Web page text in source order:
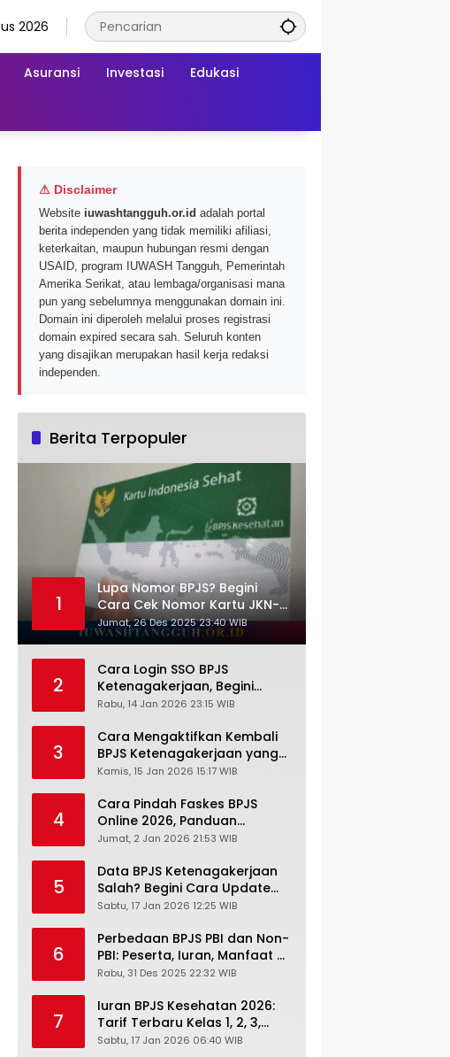
2026
Asuransi Investasi Edukasi
⚠ Disclaimer
Website iuwashtangguh.or.id adalah portal
berita independen yang tidak memiliki afiliasi,
keterkaitan, maupun hubungan resmi dengan
USAID, program IUWASH Tangguh, Pemerintah
Amerika Serikat, atau lembaga/organisasi mana
pun yang sebelumnya menggunakan domain ini.
Domain ini diperoleh melalui proses registrasi
domain expired secara sah. Seluruh konten
yang disajikan merupakan hasil kerja redaksi
independen.
Berita Terpopuler
1
Lupa Nomor BPJS? Begini
Cara Cek Nomor Kartu JKN-
KIS dengan NIK KTP
Jumat, 26 Des 2025 23:40 WIB
2
Cara Login SSO BPJS
Ketenagakerjaan, Begini
Tutorial Lengkap dan
Rabu, 14 Jan 2026 23:15 WIB
3
Cara Mengaktifkan Kembali
BPJS Ketenagakerjaan yang
Nonaktif, Begini Panduan
Kamis, 15 Jan 2026 15:17 WIB
4
Cara Pindah Faskes BPJS
Online 2026, Panduan
Lengkap via Mobile JKN,
Cabang
Jumat, 2 Jan 2026 21:53 WIB
5
Data BPJS Ketenagakerjaan
Salah? Begini Cara Update
Rekening, Alamat, HP di JMO
Sabtu, 17 Jan 2026 12:25 WIB
6
Perbedaan BPJS PBI dan Non-
PBI: Peserta, Iuran, Manfaat &
Masa Berlaku Terbaru 2026
Rabu, 31 Des 2025 22:32 WIB
7
Iuran BPJS Kesehatan 2026:
Tarif Terbaru Kelas 1, 2, 3,
Cara Bayar, Denda &
Sabtu, 17 Jan 2026 06:40 WIB